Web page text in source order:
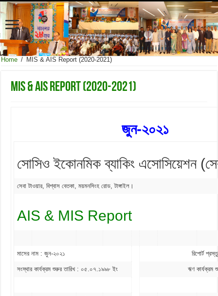
Home / MIS & AIS Report (2020-2021)
MIS & AIS Report (2020-2021)
জুন-২০২১
সোসিও ইকোনমিক ব্যাকিং এসোসিয়েশন
সেবা টাওয়ার, বিশ্বাস বেতকা, ময়মনসিংহ রোড, টাঙ্গাইল।
AIS & MIS Report
মাসের নাম : জুন-২০২১ রিপোর্ট
সংস্থার কার্যক্রম শুরুর তারিখ : ০৫.০৭.১৯৯৮ ইং ঋণ কার্যক্রম